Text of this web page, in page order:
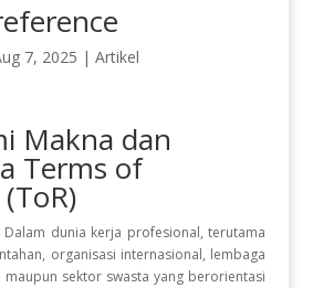
7, 2025 | Artikel
Makna dan
Terms of
dunia kerja profesional, terutama
organisasi internasional, lembaga
maupun sektor swasta yang berorientasi